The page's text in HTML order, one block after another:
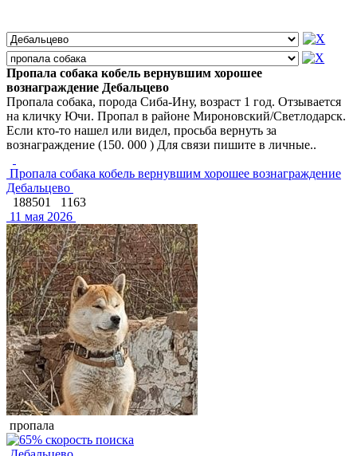
Пропала собака кобель вернувшим хорошее
вознаграждение Дебальцево
Пропала собака, порода Сиба-Ину, возраст 1 год. Отзывается
на кличку Ючи. Пропал в районе Мироновский/Светлодарск.
Если кто-то нашел или видел, просьба вернуть за
вознаграждение (150. 000 ) Для связи пишите в личные..
Пропала собака кобель вернувшим хорошее вознаграждение
Дебальцево
188501
1163
11 мая 2026
пропала